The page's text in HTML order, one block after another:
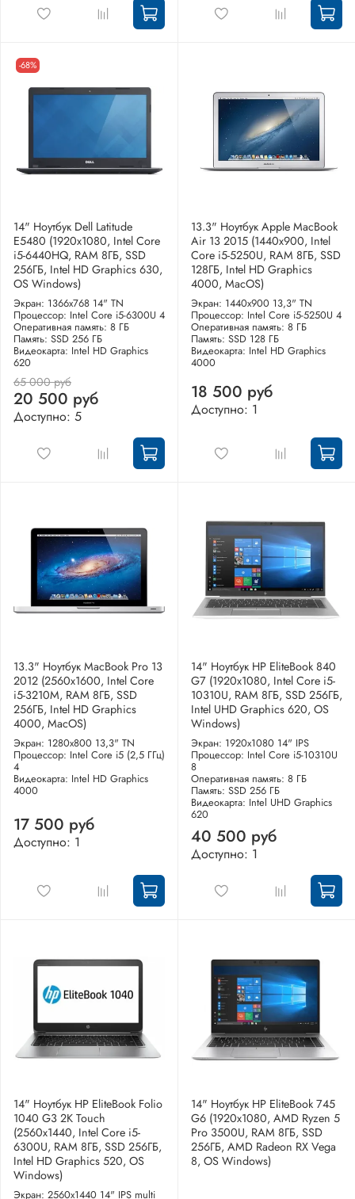
-68%
14" Ноутбук Dell Latitude
E5480 (1920х1080, Intel Core
i5-6440HQ, RAM 8ГБ, SSD
256ГБ, Intel HD Graphics 630,
OS Windows)
Экран: 1366x768 14" TN
Процессор: Intel Core i5-6300U 4
Оперативная память: 8 ГБ
Память: SSD 256 ГБ
Видеокарта: Intel HD Graphics
620
65 000 руб
20 500 руб
Доступно: 5
13.3" Ноутбук Apple MacBook
Air 13 2015 (1440x900, Intel
Core i5-5250U, RAM 8ГБ, SSD
128ГБ, Intel HD Graphics
4000, MacOS)
Экран: 1440x900 13,3" TN
Процессор: Intel Core i5-5250U 4
Оперативная память: 8 ГБ
Память: SSD 128 ГБ
Видеокарта: Intel HD Graphics
4000
18 500 руб
Доступно: 1
13.3" Ноутбук MacBook Pro 13
2012 (2560x1600, Intel Core
i5-3210M, RAM 8ГБ, SSD
256ГБ, Intel HD Graphics
4000, MacOS)
Экран: 1280x800 13,3" TN
Процессор: Intel Core i5 (2,5 ГГц)
4
Видеокарта: Intel HD Graphics
4000
17 500 руб
Доступно: 1
14" Ноутбук HP EliteBook 840
G7 (1920x1080, Intel Core i5-
10310U, RAM 8ГБ, SSD 256ГБ,
Intel UHD Graphics 620, OS
Windows)
Экран: 1920x1080 14" IPS
Процессор: Intel Core i5-10310U
8
Оперативная память: 8 ГБ
Память: SSD 256 ГБ
Видеокарта: Intel UHD Graphics
620
40 500 руб
Доступно: 1
14" Ноутбук HP EliteBook Folio
1040 G3 2K Touch
(2560x1440, Intel Core i5-
6300U, RAM 8ГБ, SSD 256ГБ,
Intel HD Graphics 520, OS
Windows)
Экран: 2560x1440 14" IPS multi
14" Ноутбук HP EliteBook 745
G6 (1920x1080, AMD Ryzen 5
Pro 3500U, RAM 8ГБ, SSD
256ГБ, AMD Radeon RX Vega
8, OS Windows)